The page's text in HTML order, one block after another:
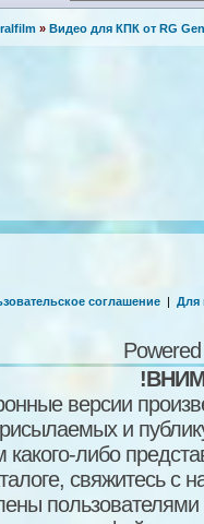
» Видео для КПК от RG
соглашение | Для
версии
и
какого-либо
свяжитесь
пользователями